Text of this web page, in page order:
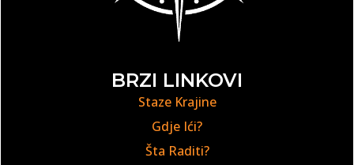
BRZI LINKOVI
Staze Krajine
Gdje Ići?
Šta Raditi?